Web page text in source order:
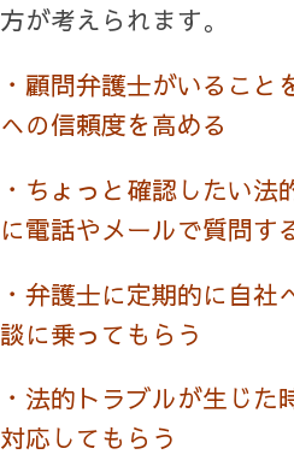
方が考えられます。
・顧問弁護士がいるこ
への信頼度を高める
・ちょっと確認したい
に電話やメールで質問す
・弁護士に定期的に自
談に乗ってもらう
・法的トラブルが生じ
対応してもらう